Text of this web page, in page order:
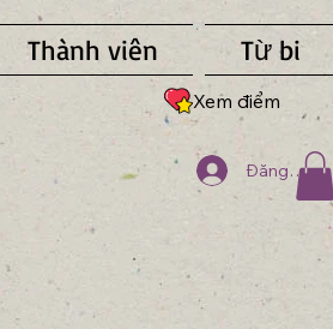
Thành viên Từ bi
Xem điểm
Đăng nhập